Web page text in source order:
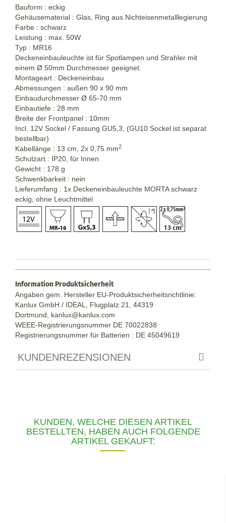
Bauform : eckig
Gehäusematerial : Glas, Ring aus Nichteisenmetalllegierung
Farbe : schwarz
Leistung : max. 50W
Typ : MR16
Deckeneinbauleuchte ist für Spotlampen und Strahler mit
einem Ø 50mm Durchmesser geeignet.
Montageart : Deckeneinbau
Abmessungen : außen 90 x 90 mm
Einbaudurchmesser Ø 65-70 mm
Einbautiefe : 28 mm
Breite der Frontpanel : 10mm
Incl. 12V Sockel / Fassung GU5,3, (GU10 Sockel ist separat
bestellbar)
Kabellänge : 13 cm, 2x 0,75 mm2
Schutzart : IP20, für Innen
Gewicht : 178 g
Schwenkbarkeit : nein
Lieferumfang : 1x Deckeneinbauleuchte MORTA schwarz
eckig, ohne Leuchtmittel
Information Produktsicherheit
Angaben gem. Hersteller EU-Produktsicherheitsrichtlinie:
Kanlux GmbH / IDEAL, Flugplatz 21, 44319
Dortmund, kanlux@kanlux.com
WEEE-Registrierungsnummer DE 70022838
Registrierungsnummer für Batterien : DE 45049619
KUNDENREZENSIONEN
KUNDEN, WELCHE DIESEN ARTIKEL
BESTELLTEN, HABEN AUCH FOLGENDE
ARTIKEL GEKAUFT: